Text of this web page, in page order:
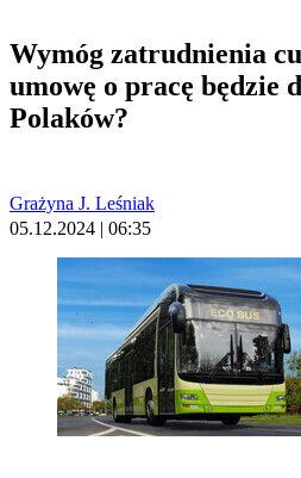
Wymóg zatrudnienia
umowę o pracę będzie
Polaków?
Grażyna J. Leśniak
05.12.2024 | 06:35